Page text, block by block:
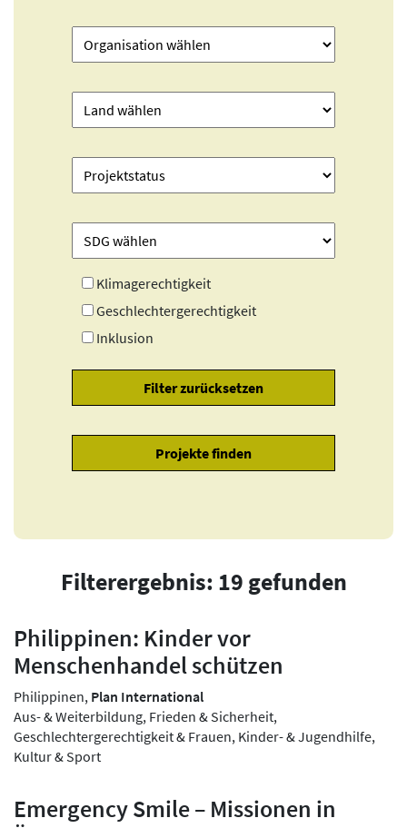
Klimagerechtigkeit
Geschlechtergerechtigkeit
Inklusion
Filterergebnis: 19 gefunden
Philippinen: Kinder vor
Menschenhandel schützen
Philippinen, Plan International
Aus- & Weiterbildung, Frieden & Sicherheit,
Geschlechtergerechtigkeit & Frauen, Kinder- & Jugendhilfe,
Kultur & Sport
Emergency Smile – Missionen in